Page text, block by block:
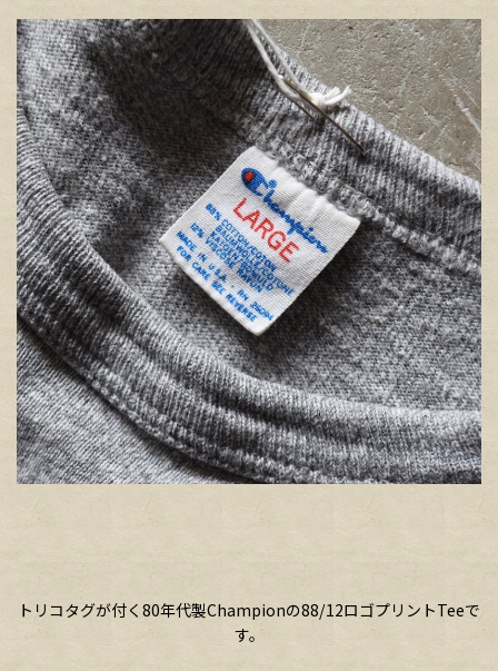
トリコタグが付く80年代製Championの88/12ロゴプリントTeeで
す。